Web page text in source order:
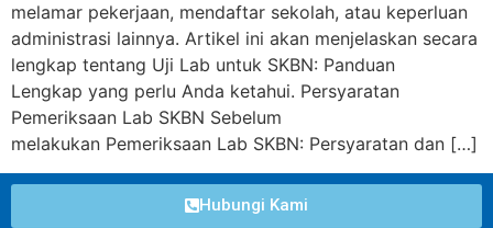
melamar pekerjaan, mendaftar sekolah, atau keperluan
administrasi lainnya. Artikel ini akan menjelaskan secara
lengkap tentang Uji Lab untuk SKBN: Panduan
Lengkap yang perlu Anda ketahui. Persyaratan
Pemeriksaan Lab SKBN Sebelum
melakukan Pemeriksaan Lab SKBN: Persyaratan dan […]
Hubungi Kami